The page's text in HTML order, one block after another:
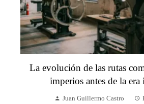
La evolución de las rutas
imperios antes de la era
Juan Guillermo Castro